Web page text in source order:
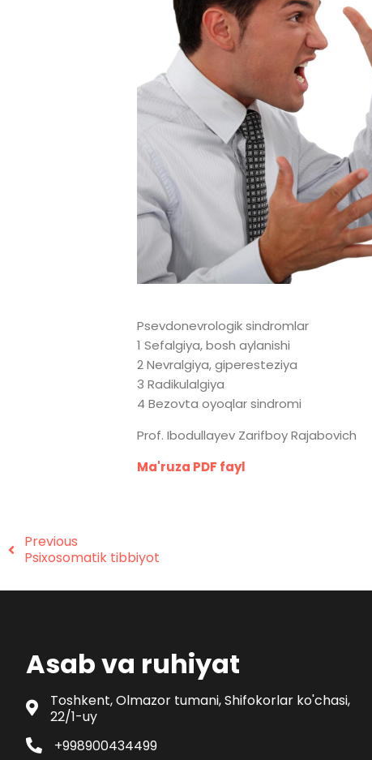
Psevdonevrologik sindromlar
1 Sefalgiya, bosh aylanishi
2 Nevralgiya, giperesteziya
3 Radikulalgiya
4 Bezovta oyoqlar sindromi
Prof. Ibodullayev Zarifboy Rajabovich
Ma'ruza PDF fayl
Previous
Psixosomatik tibbiyot
Asab va ruhiyat
Toshkent, Olmazor tumani, Shifokorlar ko'chasi,
22/1-uy
+998900434499